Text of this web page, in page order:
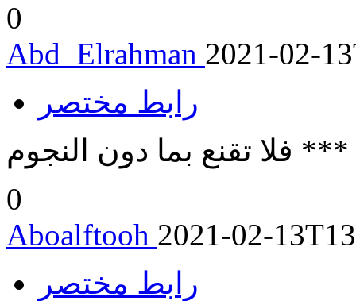
0
Abd_Elrahman 2021-02-
رابط مختصر
تقنع بما دون النجوم
0
Aboalftooh 2021-02-
رابط مختصر